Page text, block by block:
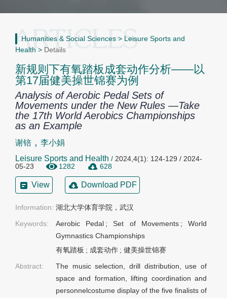
Humanities & Social Sciences > Leisure Sports and
Health > Details
新规则下有氧踏板成套动作分析——以
第17届健美操世锦赛为例
Analysis of Aerobic Pedal Sets of
Movements under the New Rules —Take
the 17th World Aerobics Championships
as an Example
谢锫 , 李小娟
Leisure Sports and Health / 2024,4(1): 124-129 / 2024-
05-23
1282 628
View Download PDF
Information: 湖北大学体育学院，武汉
Keywords:
Aerobic Pedal ; Set of Movements ; World
Gymnastics Championships
有氧踏板 ; 成套动作 ; 健美操世锦赛
Abstract:
The music selection, drill distribution, use of
space and formation, lifting coordination and
personnelcostume display of the five finalists of